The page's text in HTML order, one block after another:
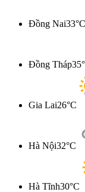
Đồng Nai33°C
Đồng Tháp
Gia Lai26°C
Hà Nội32°C
Hà Tĩnh30°C